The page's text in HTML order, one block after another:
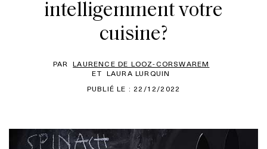
intelligemment votre
cuisine?
PAR LAURENCE DE LOOZ-CORSWAREM
ET LAURA LURQUIN
PUBLIÉ LE : 22/12/2022